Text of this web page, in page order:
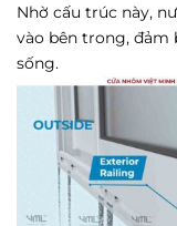
Nhờ cấu trúc này,
vào bên trong, đảm
sống.